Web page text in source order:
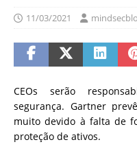
11/03/2021
CEOs serão
segurança. Gartner
muito devido à falta de
proteção de ativos.